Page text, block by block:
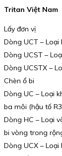
Tritan Việt Nam
Lấy đơn vị
Dòng UCT – Loại
Dòng UCST –
Dòng UCSTX –
Chèn ổ bi
Dòng UC – Loại
ba môi (hậu tố
Dòng HC – Loại
bi vòng trong
Dòng UCX –